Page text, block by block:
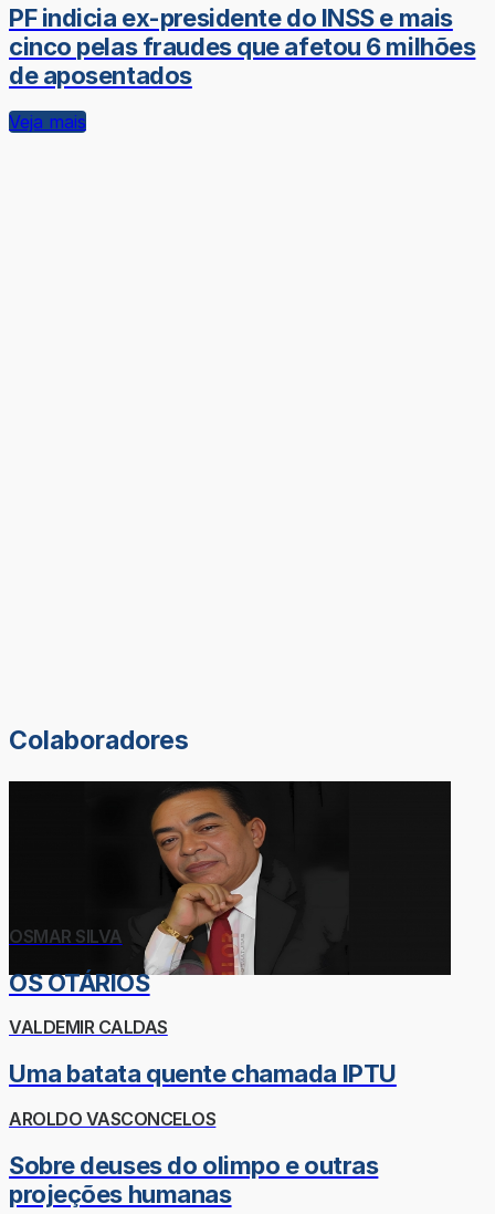
PF indicia ex-presidente do INSS e mais
cinco pelas fraudes que afetou 6 milhões
de aposentados
Veja mais
Colaboradores
OSMAR SILVA
OS OTÁRIOS
VALDEMIR CALDAS
Uma batata quente chamada IPTU
AROLDO VASCONCELOS
Sobre deuses do olimpo e outras
projeções humanas